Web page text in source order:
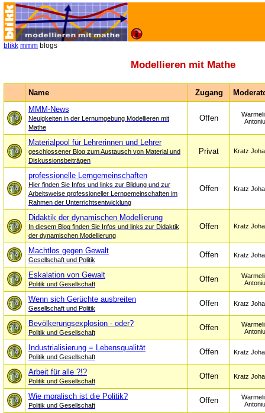
blikk mmm blogs
Modellieren mit Mathe
Name Zugang
MMM-News
Neuigkeiten in der Lernumgebung Modellieren mit
Mathe
Offen
Materialpool für Lehrerinnen und Lehrer
geschlossener Blog zum Austausch von Material und
Diskussionsbeiträgen
Privat Kratz
professionelle Lerngemeinschaften
Hier finden Sie Infos und links zur Bildung und zur
Arbeitsweise professioneller Lerngemeinschaften im
Rahmen der Unterrichtsentwicklung
Offen Kratz
Didaktik der dynamischen Modellierung
In diesem Blog finden Sie Infos und links zur Didaktik
der dynamischen Modellierung
Offen Kratz
Machtlos gegen Gewalt
Gesellschaft und Politik
Offen Kratz
Eskalation von Gewalt
Politik und Gesellschaft
Offen
Wenn sich Gerüchte ausbreiten
Gesellschaft und Politik
Offen Kratz
Bevölkerungsexplosion - oder?
Politik und Gesellschaft
Offen
Industrialisierung = Lebensqualität
Politik und Gesellschaft
Offen Kratz
Arbeit für alle ?!?
Politik und Gesellschaft
Offen Kratz
Wie moralisch ist die Politik?
Politik und Gesellschaft
Offen